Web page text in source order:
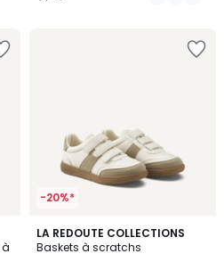
-20%*
LA REDOUTE COLLECTIONS
Baskets à scratchs